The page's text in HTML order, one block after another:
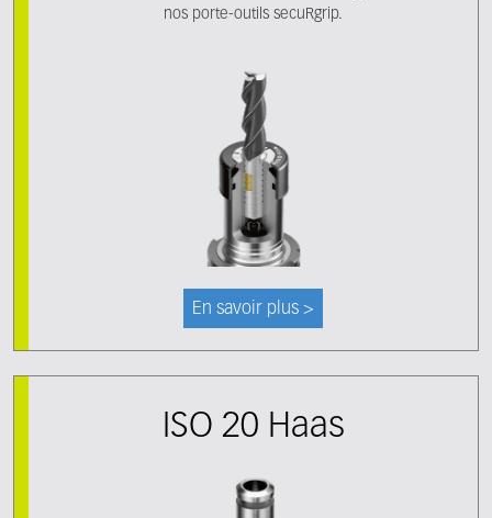
nos porte-outils secuRgrip.
En savoir plus >
ISO 20 Haas